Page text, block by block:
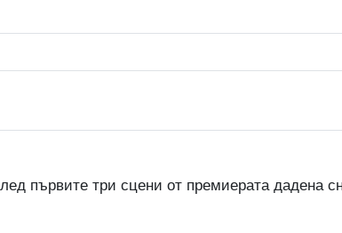
първите три сцени от премиерата дадена